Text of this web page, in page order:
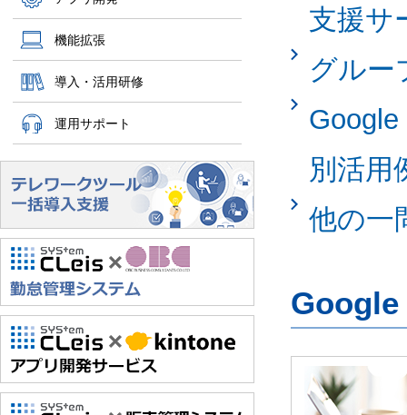
機能拡張
導入・活用研修
運用サポート
支援サ
グルー
別活用
他の一
Google